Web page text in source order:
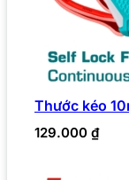
Thước kéo
129.000 ₫